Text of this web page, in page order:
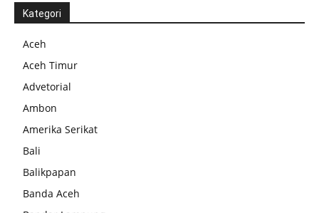
Kategori
Aceh
Aceh Timur
Advetorial
Ambon
Amerika Serikat
Bali
Balikpapan
Banda Aceh